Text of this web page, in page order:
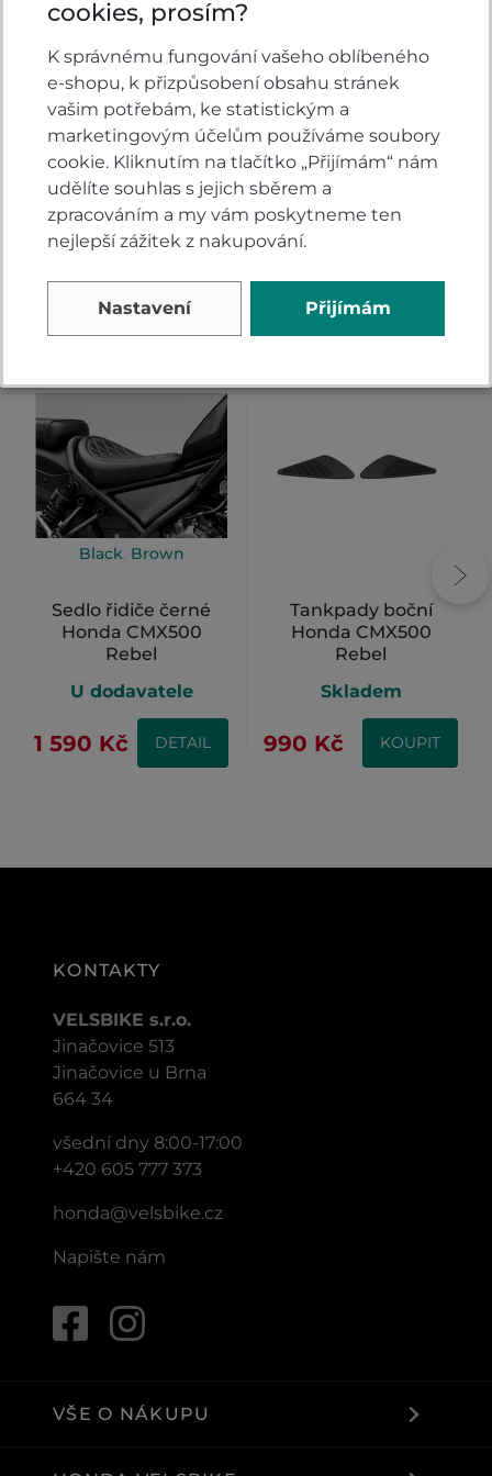
Přidejte vlastní hodnocení produktu a pomožte
tak dalším nakupujícím.
Hodnoťte.
PŘIDAT VLASTNÍ HODNOCENÍ
Alternativy
Black, Brown
Sedlo řidiče černé
Honda CMX500
Rebel
U dodavatele
1 590 Kč DETAIL
Tankpady boční
Honda CMX500
Rebel
Skladem
990 Kč KOUPIT
KONTAKTY
VELSBIKE s.r.o.
Jinačovice 513
Jinačovice u Brna
664 34
všední dny 8:00-17:00
+420 605 777 373
honda@velsbike.cz
Napište nám
VŠE O NÁKUPU
cookies, prosím?
K správnému fungování vašeho oblíbeného
e-shopu, k přizpůsobení obsahu stránek
vašim potřebám, ke statistickým a
marketingovým účelům používáme soubory
cookie. Kliknutím na tlačítko „Přijímám“ nám
udělíte souhlas s jejich sběrem a
zpracováním a my vám poskytneme ten
nejlepší zážitek z nakupování.
Nastavení Přijímám